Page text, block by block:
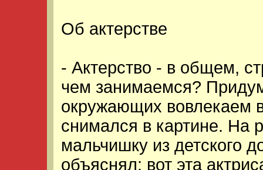
Об актерстве
- Актерство - в общем,
чем занимаемся?
окружающих вовлекаем
снимался в картине. На
мальчишку из детского
объяснял: вот эта